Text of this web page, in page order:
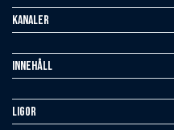
Kanaler
Innehåll
Ligor